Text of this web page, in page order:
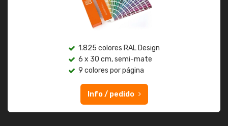
1.825 colores RAL Design
6 x 30 cm, semi-mate
9 colores por página
Info / pedido